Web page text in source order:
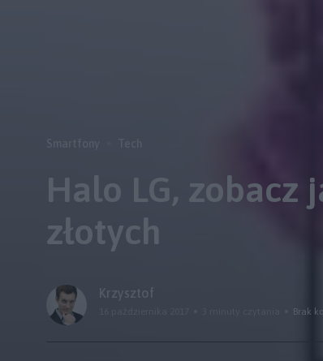
Halo LG, zobacz
złotych
Krzysztof
Brak